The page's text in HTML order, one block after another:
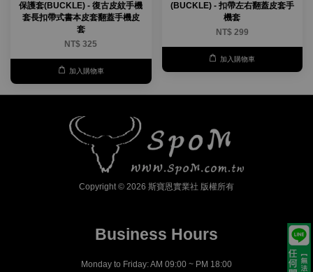
保護套(BUCKLE) - 復古皮紋手機
套長扣帶式書本皮套翻蓋手機皮
套
NT$ 325
加入購物車
(BUCKLE) - 扣帶左右翻蓋皮套手
機套
NT$ 299
加入購物車
Copyright © 2026 斯寶恩實業社 版權所有
Business Hours
Monday to Friday: AM 09:00 ~ PM 18:00